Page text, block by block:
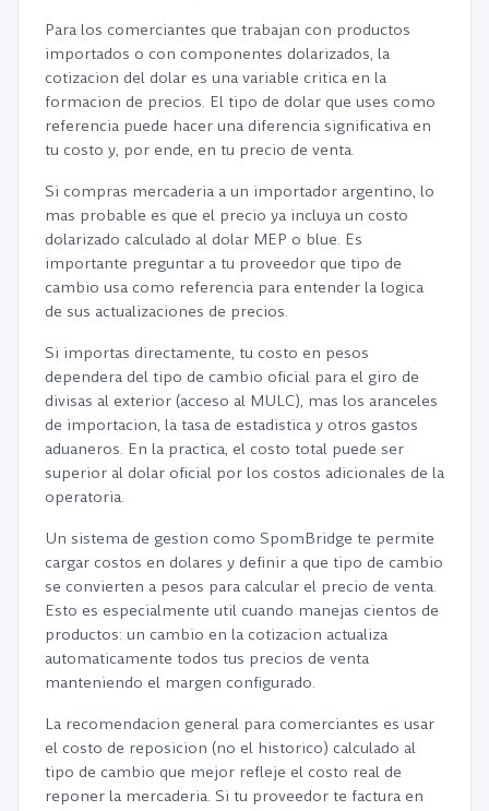
Para los comerciantes que trabajan con productos
importados o con componentes dolarizados, la
cotizacion del dolar es una variable critica en la
formacion de precios. El tipo de dolar que uses como
referencia puede hacer una diferencia significativa en
tu costo y, por ende, en tu precio de venta.
Si compras mercaderia a un importador argentino, lo
mas probable es que el precio ya incluya un costo
dolarizado calculado al dolar MEP o blue. Es
importante preguntar a tu proveedor que tipo de
cambio usa como referencia para entender la logica
de sus actualizaciones de precios.
Si importas directamente, tu costo en pesos
dependera del tipo de cambio oficial para el giro de
divisas al exterior (acceso al MULC), mas los aranceles
de importacion, la tasa de estadistica y otros gastos
aduaneros. En la practica, el costo total puede ser
superior al dolar oficial por los costos adicionales de la
operatoria.
Un sistema de gestion como SpomBridge te permite
cargar costos en dolares y definir a que tipo de cambio
se convierten a pesos para calcular el precio de venta.
Esto es especialmente util cuando manejas cientos de
productos: un cambio en la cotizacion actualiza
automaticamente todos tus precios de venta
manteniendo el margen configurado.
La recomendacion general para comerciantes es usar
el costo de reposicion (no el historico) calculado al
tipo de cambio que mejor refleje el costo real de
reponer la mercaderia. Si tu proveedor te factura en